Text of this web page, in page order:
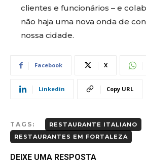
clientes e funcionários – e
não haja uma nova onda de
nossa cidade.
Facebook X
Linkedin Copy URL
TAGS:
RESTAURANTE ITALIANO
RESTAURANTES EM FORTALEZA
DEIXE UMA RESPOSTA